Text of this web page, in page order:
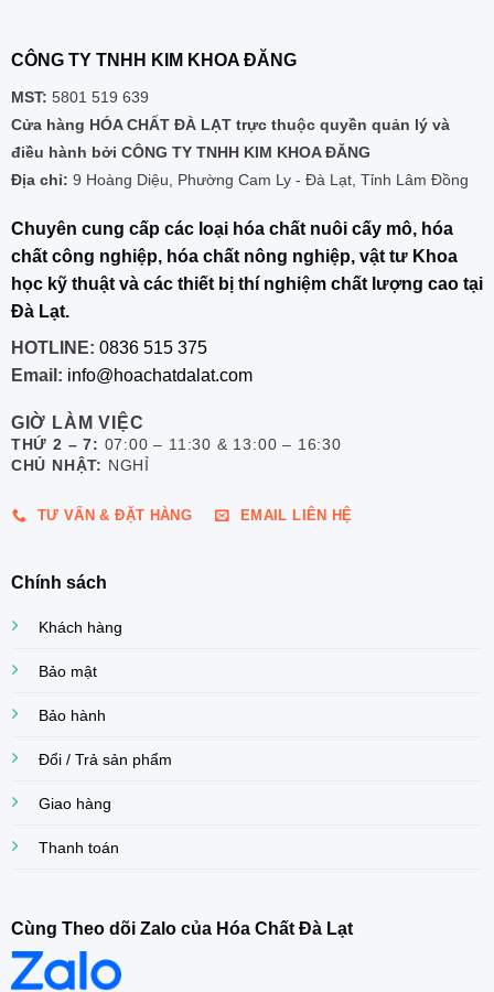
CÔNG TY TNHH KIM KHOA ĐĂNG
MST: 5801 519 639
Cửa hàng HÓA CHẤT ĐÀ LẠT trực thuộc quyền quản lý và
điều hành bởi CÔNG TY TNHH KIM KHOA ĐĂNG
Địa chỉ: 9 Hoàng Diệu, Phường Cam Ly - Đà Lạt, Tỉnh Lâm Đồng
Chuyên cung cấp các loại hóa chất nuôi cấy mô, hóa
chất công nghiệp, hóa chất nông nghiệp, vật tư Khoa
học kỹ thuật và các thiết bị thí nghiệm chất lượng cao tại
Đà Lạt.
HOTLINE: 0836 515 375
Email: info@hoachatdalat.com
GIỜ LÀM VIỆC
THỨ 2 – 7: 07:00 – 11:30 & 13:00 – 16:30
CHỦ NHẬT: NGHỈ
TƯ VẤN & ĐẶT HÀNG EMAIL LIÊN HỆ
Chính sách
Khách hàng
Bảo mật
Bảo hành
Đổi / Trả sản phẩm
Giao hàng
Thanh toán
Cùng Theo dõi Zalo của Hóa Chất Đà Lạt